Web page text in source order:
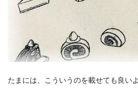
たまには、こういうのを載せても良い